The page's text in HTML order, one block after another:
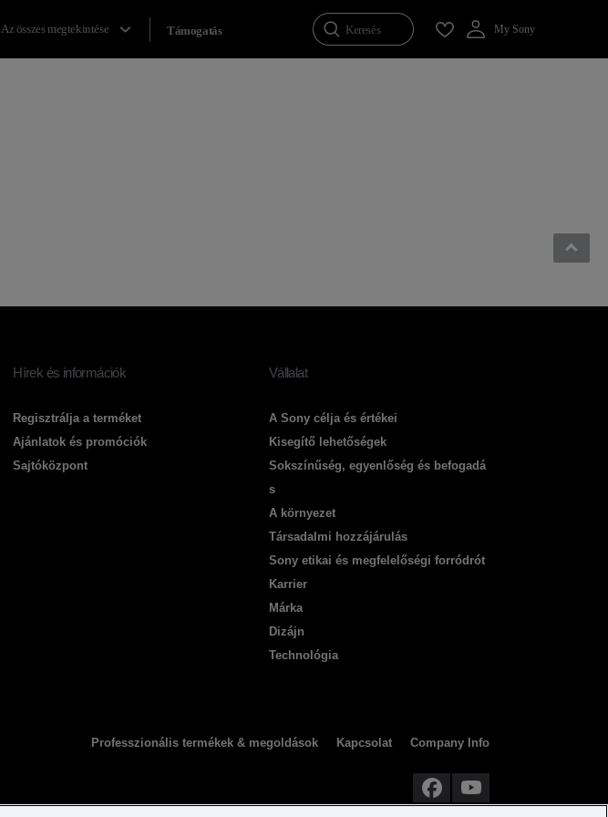
Az összes megtekintése Támogatás Keresés My Sony
Hírek és információk
Regisztrálja a terméket
Ajánlatok és promóciók
Sajtóközpont
Vállalat
A Sony célja és értékei
Kisegítő lehetőségek
Sokszínűség, egyenlőség és befogadá
s
A környezet
Társadalmi hozzájárulás
Sony etikai és megfelelőségi forródrót
Karrier
Márka
Dizájn
Technológia
Professzionális termékek & megoldások Kapcsolat Company Info